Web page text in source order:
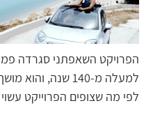
הפרויקט השאפתני סגרדה
למעלה מ-140 שנה,
לפי מה שצופים הפרוייקט עשוי